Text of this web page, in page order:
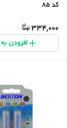
کد 85
334,000
افزودن